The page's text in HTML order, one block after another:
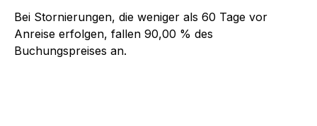
Bei Stornierungen, die weniger als 60 Tage vor
Anreise erfolgen, fallen 90,00 % des
Buchungspreises an.